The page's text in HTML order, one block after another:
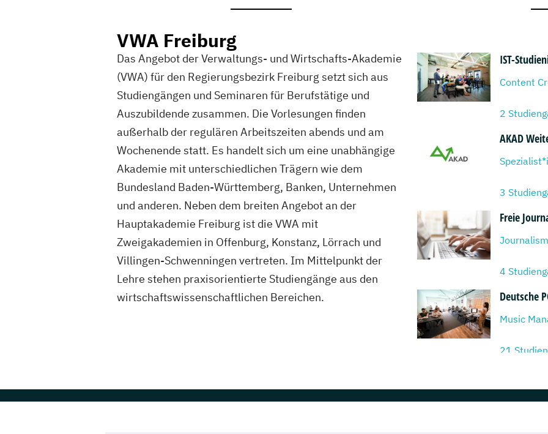
VWA Freiburg
Das Angebot der Verwaltungs- und Wirtschafts-Akademie
(VWA) für den Regierungsbezirk Freiburg setzt sich aus
Studiengängen und Seminaren für Berufstätige und
Auszubildende zusammen. Die Vorlesungen finden
außerhalb der regulären Arbeitszeiten abends und am
Wochenende statt. Es handelt sich um eine unabhängige
Akademie mit unterschiedlichen Trägern wie dem
Bundesland Baden-Württemberg, Banken, Unternehmen
und anderen. Neben dem breiten Angebot an der
Hauptakademie Freiburg ist die VWA mit
Zweigakademien in Offenburg, Konstanz, Lörrach und
Villingen-Schwenningen vertreten. Im Mittelpunkt der
Lehre stehen praxisorientierte Studiengänge aus den
wirtschaftswissenschaftlichen Bereichen.
IST-
Content
2
AKAD
3
Freie
4
Deutsche
Music
21